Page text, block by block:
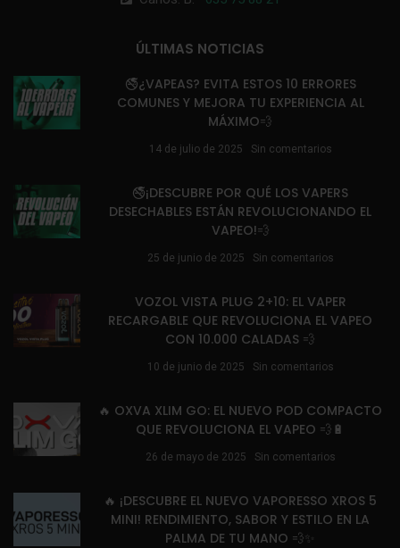
ÚLTIMAS NOTICIAS
🚭¿VAPEAS? EVITA ESTOS 10 ERRORES
COMUNES Y MEJORA TU EXPERIENCIA AL
MÁXIMO💨
14 de julio de 2025 Sin comentarios
🚭¡DESCUBRE POR QUÉ LOS VAPERS
DESECHABLES ESTÁN REVOLUCIONANDO EL
VAPEO!💨
25 de junio de 2025 Sin comentarios
VOZOL VISTA PLUG 2+10: EL VAPER
RECARGABLE QUE REVOLUCIONA EL VAPEO
CON 10.000 CALADAS 💨
10 de junio de 2025 Sin comentarios
🔥 OXVA XLIM GO: EL NUEVO POD COMPACTO
QUE REVOLUCIONA EL VAPEO 💨🔋
26 de mayo de 2025 Sin comentarios
🔥 ¡DESCUBRE EL NUEVO VAPORESSO XROS 5
MINI! RENDIMIENTO, SABOR Y ESTILO EN LA
PALMA DE TU MANO 💨✨